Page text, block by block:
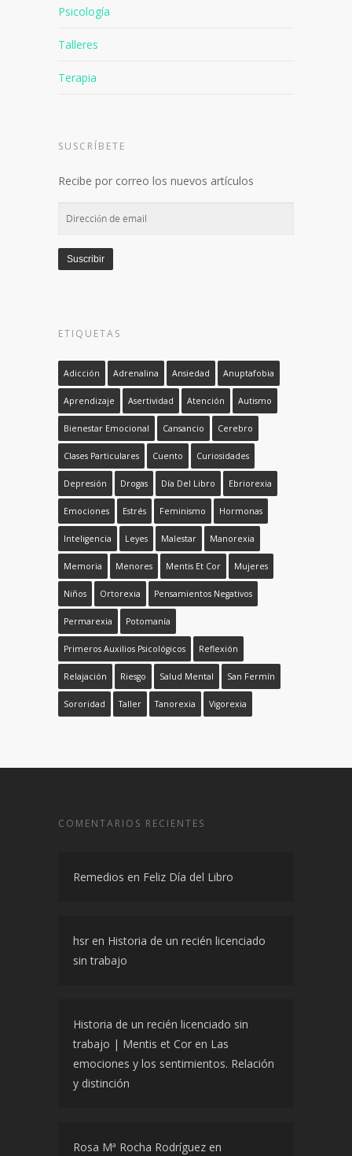
Psicología
Talleres
Terapia
SUSCRÍBETE
Recibe por correo los nuevos artículos
Dirección
email
Suscribir
ETIQUETAS
Adicción Adrenalina Ansiedad Anuptafobia
Aprendizaje Asertividad Atención Autismo
Bienestar Emocional Cansancio Cerebro
Clases Particulares Cuento Curiosidades
Depresión Drogas Día Del Libro Ebriorexia
Emociones Estrés Feminismo Hormonas
Inteligencia Leyes Malestar Manorexia
Memoria Menores Mentis Et Cor Mujeres
Niños Ortorexia Pensamientos Negativos
Permarexia Potomanía
Primeros Auxilios Psicológicos Reflexión
Relajación Riesgo Salud Mental San Fermín
Sororidad Taller Tanorexia Vigorexia
COMENTARIOS RECIENTES
Remedios en Feliz Día del Libro
hsr en Historia de un recién licenciado
sin trabajo
Historia de un recién licenciado sin
trabajo | Mentis et Cor en Las
emociones y los sentimientos. Relación
y distinción
Rosa Mª Rocha Rodríguez en